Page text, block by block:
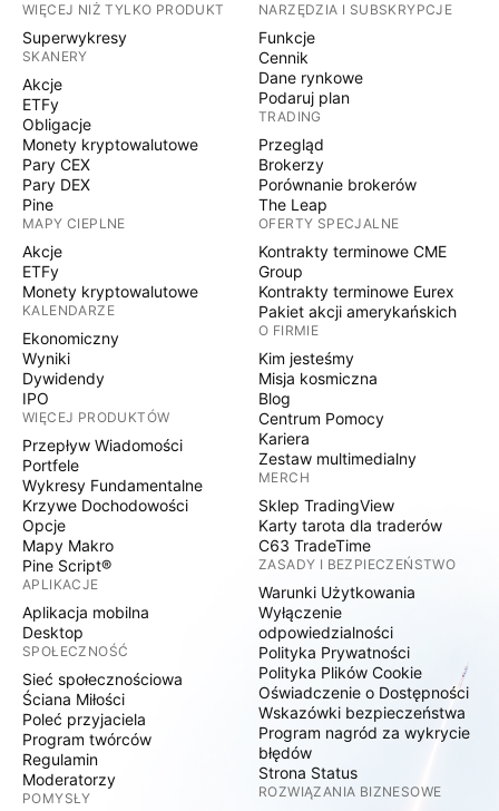
WIĘCEJ NIŻ TYLKO PRODUKT
Superwykresy
SKANERY
Akcje
ETFy
Obligacje
Monety kryptowalutowe
Pary CEX
Pary DEX
Pine
MAPY CIEPLNE
Akcje
ETFy
Monety kryptowalutowe
KALENDARZE
Ekonomiczny
Wyniki
Dywidendy
IPO
WIĘCEJ PRODUKTÓW
Przepływ Wiadomości
Portfele
Wykresy Fundamentalne
Krzywe Dochodowości
Opcje
Mapy Makro
Pine Script®
APLIKACJE
Aplikacja mobilna
Desktop
SPOŁECZNOŚĆ
Sieć społecznościowa
Ściana Miłości
Poleć przyjaciela
Program twórców
Regulamin
Moderatorzy
POMYSŁY
NARZĘDZIA I SUBSKRYPCJE
Funkcje
Cennik
Dane rynkowe
Podaruj plan
TRADING
Przegląd
Brokerzy
Porównanie brokerów
The Leap
OFERTY SPECJALNE
Kontrakty terminowe CME
Group
Kontrakty terminowe Eurex
Pakiet akcji amerykańskich
O FIRMIE
Kim jesteśmy
Misja kosmiczna
Blog
Centrum Pomocy
Kariera
Zestaw multimedialny
MERCH
Sklep TradingView
Karty tarota dla traderów
C63 TradeTime
ZASADY I BEZPIECZEŃSTWO
Warunki Użytkowania
Wyłączenie
odpowiedzialności
Polityka Prywatności
Polityka Plików Cookie
Oświadczenie o Dostępności
Wskazówki bezpieczeństwa
Program nagród za wykrycie
błędów
Strona Status
ROZWIĄZANIA BIZNESOWE